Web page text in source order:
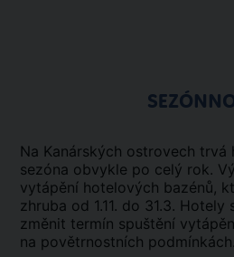
Na Kanárských ostrovech trvá
sezóna obvykle po celý rok.
vytápění hotelových bazénů,
zhruba od 1.11. do 31.3.
změnit termín spuštění
na povětrnostních podmínkách.